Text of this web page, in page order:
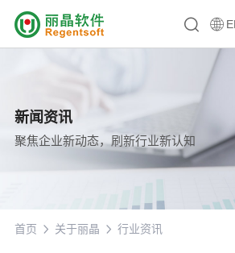
新闻资讯
聚焦企业新动态，刷新行业新认知
首页 关于丽晶 行业资讯